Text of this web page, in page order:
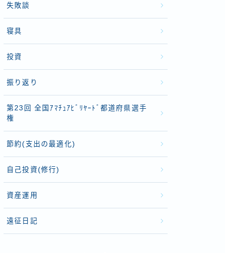
失敗談
寝具
投資
振り返り
第23回 全国ｱﾏﾁｭｱﾋﾞﾘﾔｰﾄﾞ都道府県選手
権
節約(支出の最適化)
自己投資(修行)
資産運用
遠征日記